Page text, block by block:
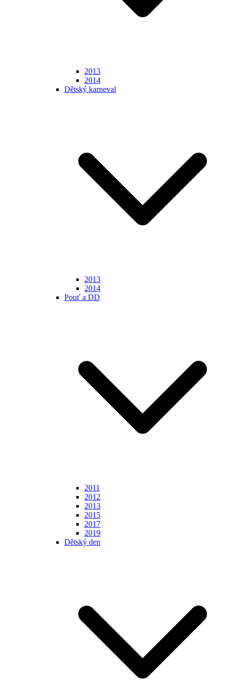
2013
2014
Dětský karneval
2013
2014
Pouť a DD
2011
2012
2013
2015
2017
2019
Dětský den